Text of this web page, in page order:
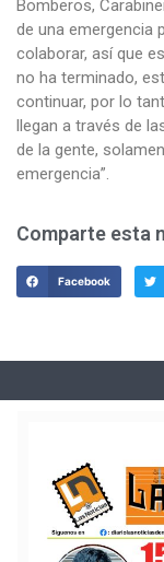
Bomberos,
de una emergencia
colaborar, así que
no ha terminado,
continuar, por lo
llegan a través de
de la gente,
emergencia”.
Comparte esta
Facebook